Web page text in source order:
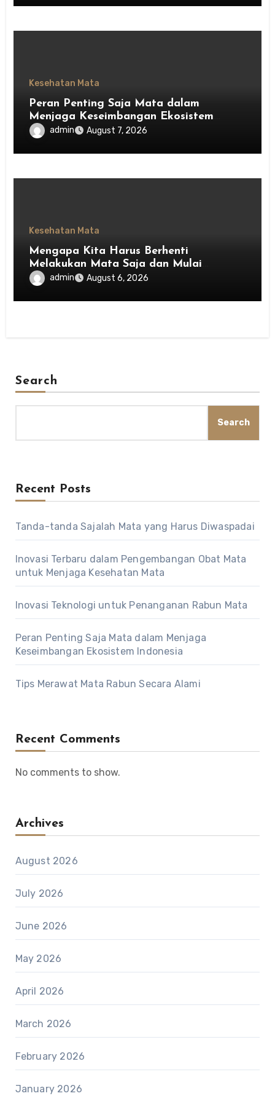
Kesehatan Mata
Peran Penting Saja Mata dalam
Menjaga Keseimbangan Ekosistem
Indonesia
admin August 7, 2026
Kesehatan Mata
Mengapa Kita Harus Berhenti
Melakukan Mata Saja dan Mulai
Menghargai Privasi Orang Lain
admin August 6, 2026
Search
Search
Recent Posts
Tanda-tanda Sajalah Mata yang Harus Diwaspadai
Inovasi Terbaru dalam Pengembangan Obat Mata
untuk Menjaga Kesehatan Mata
Inovasi Teknologi untuk Penanganan Rabun Mata
Peran Penting Saja Mata dalam Menjaga
Keseimbangan Ekosistem Indonesia
Tips Merawat Mata Rabun Secara Alami
Recent Comments
No comments to show.
Archives
August 2026
July 2026
June 2026
May 2026
April 2026
March 2026
February 2026
January 2026